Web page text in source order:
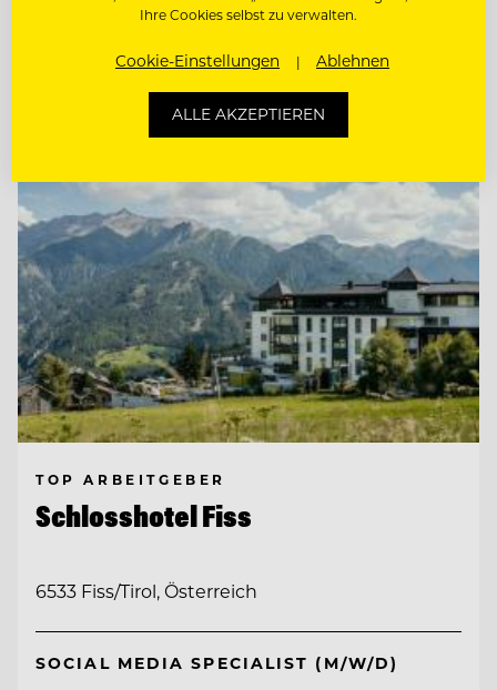
Entdecke alle Jobs
TOP ARBEITGEBER
Schlosshotel Fiss
6533 Fiss/Tirol, Österreich
SOCIAL MEDIA SPECIALIST (M/W/D)
Ihre Cookies selbst zu verwalten.
Cookie-Einstellungen Ablehnen
ALLE AKZEPTIEREN